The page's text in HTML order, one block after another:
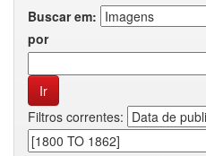
Buscar em:
por
Filtros correntes: